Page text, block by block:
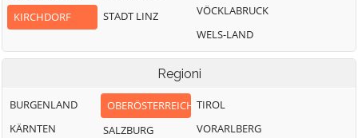
KIRCHDORF
STADT LINZ
VÖCKLABRUCK
WELS-LAND
Regioni
BURGENLAND
KÄRNTEN
OBERÖSTERREICH
SALZBURG
TIROL
VORARLBERG